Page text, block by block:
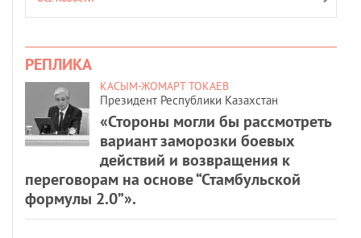
РЕПЛИКА
КАСЫМ-ЖОМАРТ ТОКАЕВ
Президент Республики Казахстан
«Стороны могли бы рассмотреть
вариант заморозки боевых
действий и возвращения к
переговорам на основе “Стамбульской
формулы 2.0”».